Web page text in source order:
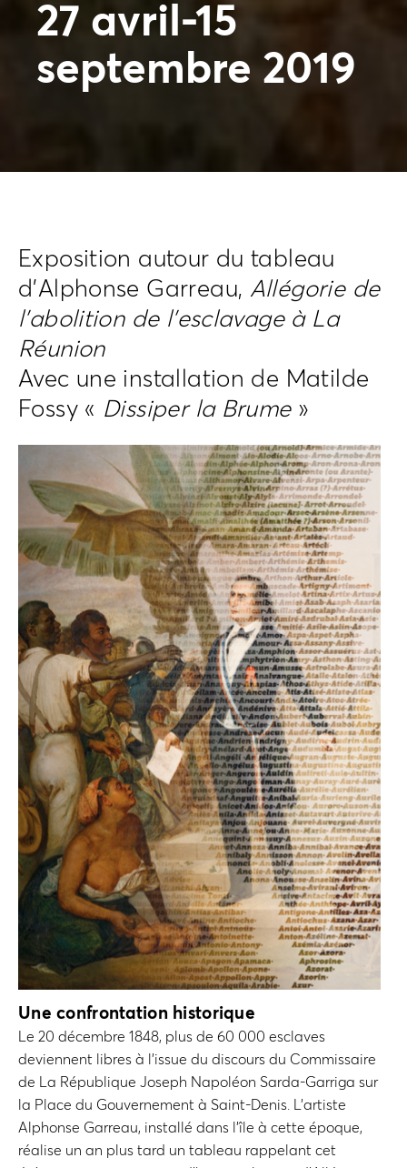
27 avril-15
septembre 2019
Exposition autour du tableau
d’Alphonse Garreau, Allégorie de
l’abolition de l’esclavage à La
Réunion
Avec une installation de Matilde
Fossy « Dissiper la Brume»
Une confrontation historique
Le 20 décembre 1848, plus de 60 000 esclaves
deviennent libres à l’issue du discours du Commissaire
de La République Joseph Napoléon Sarda-Garriga sur
la Place du Gouvernement à Saint-Denis. L’artiste
Alphonse Garreau, installé dans l’île à cette époque,
réalise un an plus tard un tableau rappelant cet